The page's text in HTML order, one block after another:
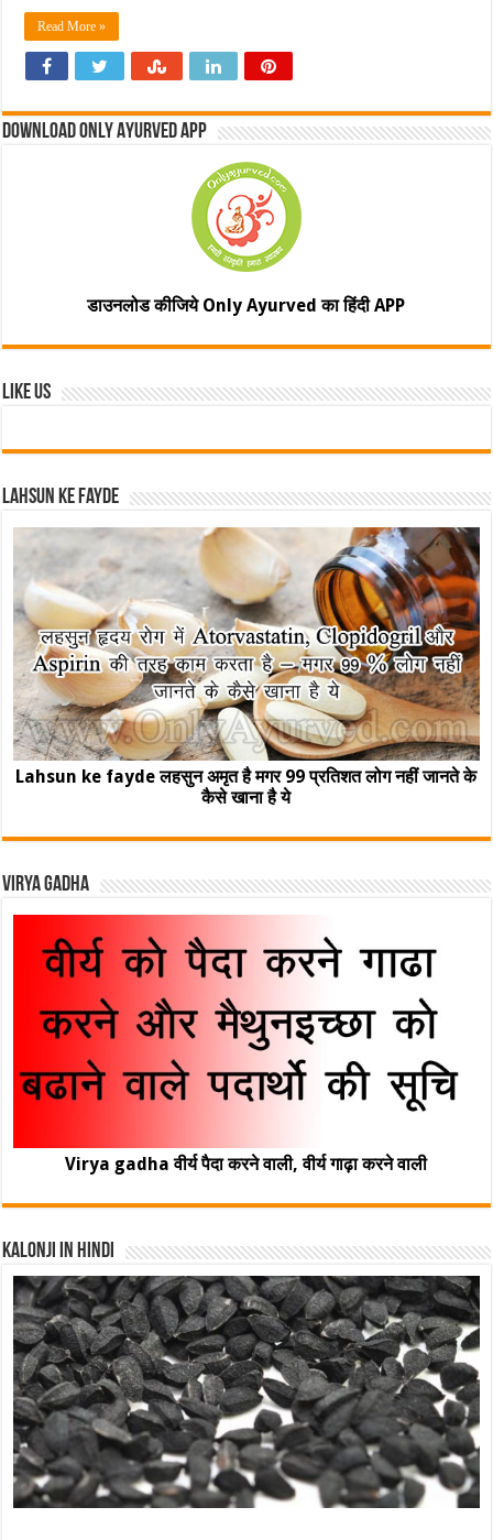
Read More »
Download Only Ayurved App
डाउनलोड कीजिये Only Ayurved का हिंदी APP
Like Us
Lahsun ke fayde
Lahsun ke fayde लहसुन अमृत है मगर 99 प्रतिशत लोग नहीं जानते के
कैसे खाना है ये
Virya Gadha
Virya gadha वीर्य पैदा करने वाली, वीर्य गाढ़ा करने वाली
Kalonji In Hindi